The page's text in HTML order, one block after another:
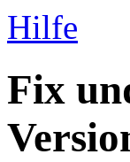
Hilfe
Fix